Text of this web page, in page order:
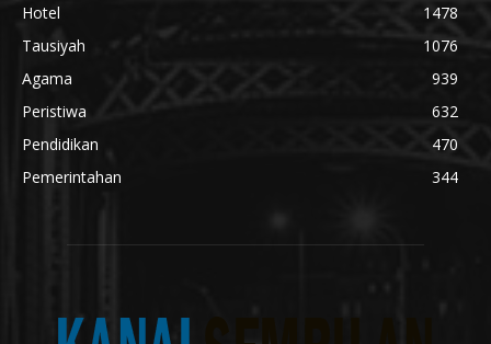
Hotel
1478
Tausiyah
1076
Agama
939
Peristiwa
632
Pendidikan
470
Pemerintahan
344